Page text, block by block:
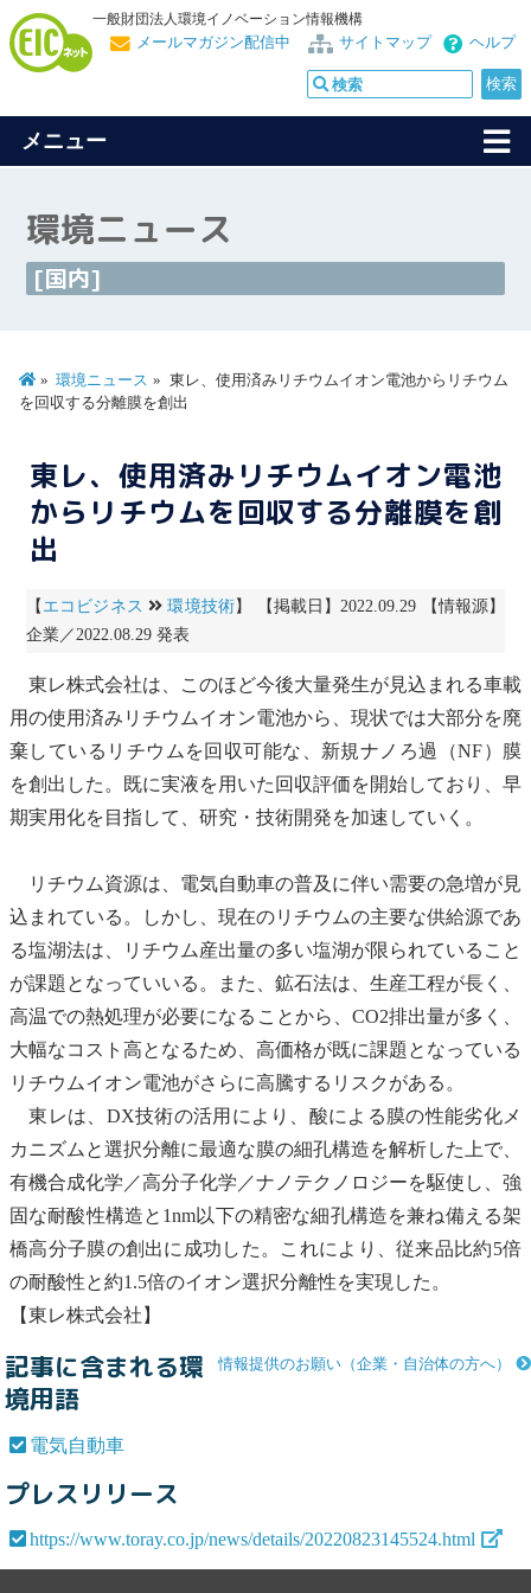
一般財団法人環境イノベーション情報機構
ヘルプ
サイトマップ
メールマガジン配信中
メニュー
環境ニュース
[国内]
環境ニュース
東レ、使用済みリチウムイオン電池からリチウム
を回収する分離膜を創出
東レ、使用済みリチウムイオン電池
からリチウムを回収する分離膜を創
出
【 エコビジネス 環境技術】 【掲載日】2022.09.29 【情報源】
企業／2022.08.29 発表
東レ株式会社は、このほど今後大量発生が見込まれる車載
用の使用済みリチウムイオン電池から、現状では大部分を廃
棄しているリチウムを回収可能な、新規ナノろ過（NF）膜
を創出した。既に実液を用いた回収評価を開始しており、早
期実用化を目指して、研究・技術開発を加速していく。
リチウム資源は、 電気自動車の普及に伴い需要の急増が見
込まれている。しかし、現在のリチウムの主要な供給源であ
る塩湖法は、リチウム産出量の多い塩湖が限られていること
が課題となっていいる。また、鉱石法は、生産工程が長く、
高温での熱処理が必要になることから、CO2排出量が多く、
大幅なコスト高となるため、高価格が既に課題となっている
リチウムイオン電池がさらに高騰するリスクがある。
東レは、DX技術の活用により、酸による膜の性能劣化メ
カニズムと選択分離に最適な膜の細孔構造を解析した上で、
有機合成化学／高分子化学／ナノテクノロジーを駆使し、強
固な耐酸性構造と1nm以下の精密な細孔構造を兼ね備える架
橋高分子膜の創出に成功した。これにより、従来品比約5倍
の耐酸性と約1.5倍のイオン選択分離性を実現した。
【東レ株式会社】
情報提供のお願い（企業・自治体の方へ）
記事に含まれる環
境用語
電気自動車
プレスリリース
https://www.toray.co.jp/news/details/20220823145524.html